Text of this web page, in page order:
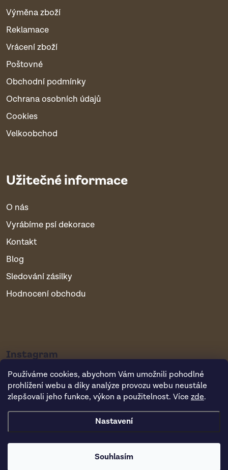
Používáme cookies, abychom Vám umožnili pohodlné
prohlížení webu a díky analýze provozu webu neustále
zlepšovali jeho funkce, výkon a použitelnost. Více zde.
Nastavení
Souhlasím
Výměna zboží
Reklamace
Vrácení zboží
Poštovné
Obchodní podmínky
Ochrana osobních údajů
Cookies
Velkoobchod
Užitečné informace
O nás
Vyrábíme psí dekorace
Kontakt
Blog
Sledování zásilky
Hodnocení obchodu
Instagram
Copyright 2026Vsepropejska.cz. Všechna práva vyhrazena.